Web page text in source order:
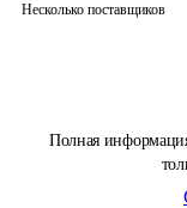
Полная
Несколько поставщиков